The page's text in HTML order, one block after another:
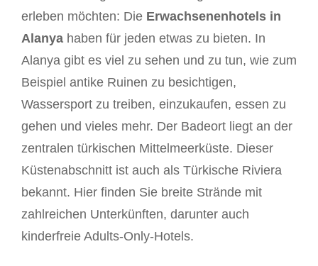
erleben möchten: Die Erwachsenenhotels in
Alanya haben für jeden etwas zu bieten. In
Alanya gibt es viel zu sehen und zu tun, wie zum
Beispiel antike Ruinen zu besichtigen,
Wassersport zu treiben, einzukaufen, essen zu
gehen und vieles mehr. Der Badeort liegt an der
zentralen türkischen Mittelmeerküste. Dieser
Küstenabschnitt ist auch als Türkische Riviera
bekannt. Hier finden Sie breite Strände mit
zahlreichen Unterkünften, darunter auch
kinderfreie Adults-Only-Hotels.